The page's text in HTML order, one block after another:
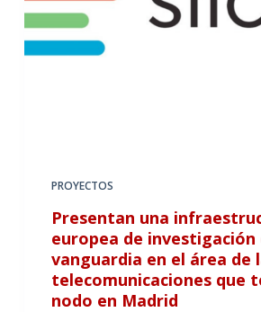
PROYECTOS
Presentan una
europea de investigación
vanguardia en el área de
telecomunicaciones que
nodo en Madrid